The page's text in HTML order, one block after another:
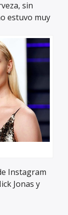
sin
estuvo muy
Instagram
Jonas y